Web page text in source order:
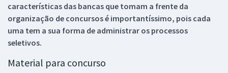
características das bancas que tomam a frente da
organização de concursos é importantíssimo, pois cada
uma tem a sua forma de administrar os processos
seletivos.
Material para concurso